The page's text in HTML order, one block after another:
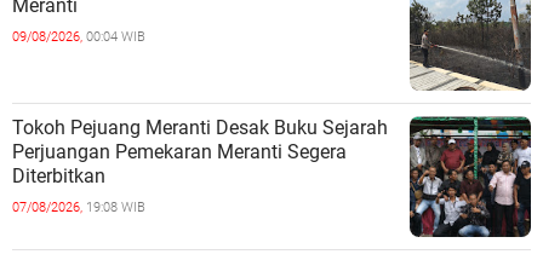
Meranti
09/08/2026, 00:04 WIB
Tokoh Pejuang Meranti Desak Buku Sejarah
Perjuangan Pemekaran Meranti Segera
Diterbitkan
07/08/2026, 19:08 WIB